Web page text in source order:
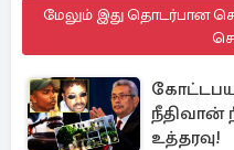
மேலும் இது தொடர்பான
கோட்டபய
நீதிவான்
உத்தரவு!